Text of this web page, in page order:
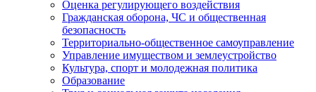
Оценка регулирующего воздействия
Гражданская оборона, ЧС и общественная
безопасность
Территориально-общественное самоуправление
Управление имуществом и землеустройство
Культура, спорт и молодежная политика
Образование